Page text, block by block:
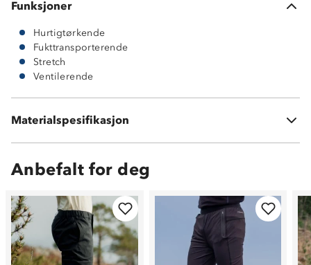
Funksjoner
Hurtigtørkende
Fukttransporterende
Stretch
Ventilerende
Materialspesifikasjon
22 % elastan
Anbefalt for deg